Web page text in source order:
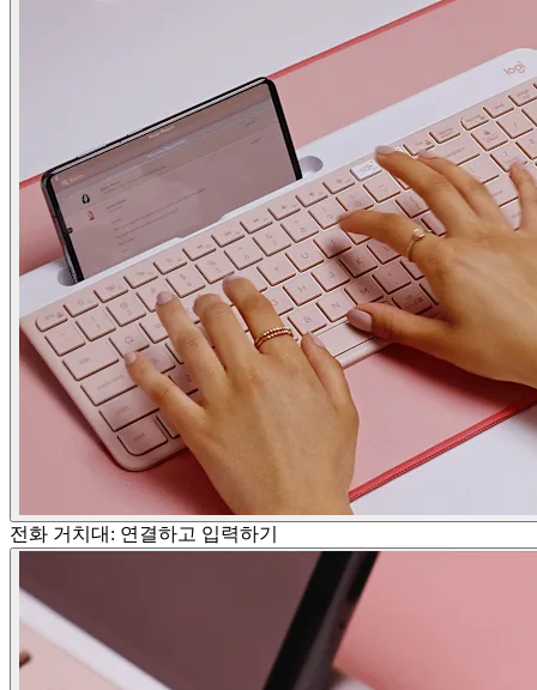
전화 거치대: 연결하고 입력하기